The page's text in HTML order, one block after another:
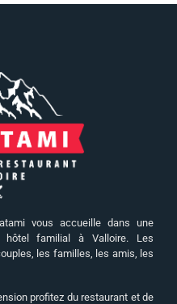
vous accueille dans une
hôtel familial à Valloire. Les
les familles, les amis, les
profitez du restaurant et de